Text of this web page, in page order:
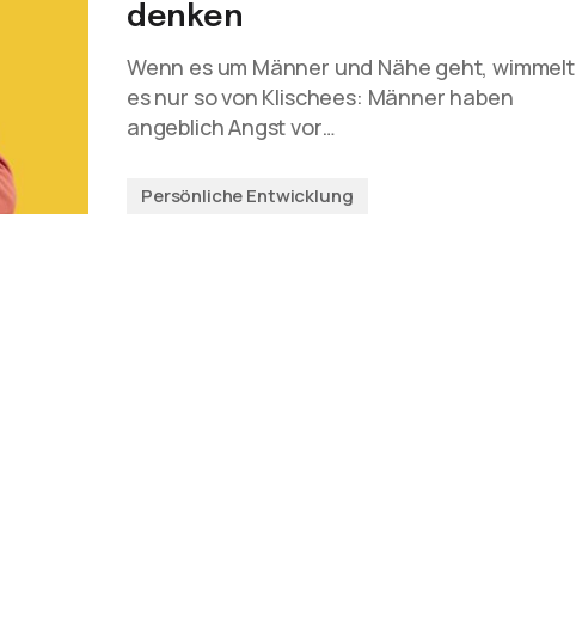
denken
Wenn es um Männer und Nähe geht, wimmelt
es nur so von Klischees: Männer haben
angeblich Angst vor…
Persönliche Entwicklung